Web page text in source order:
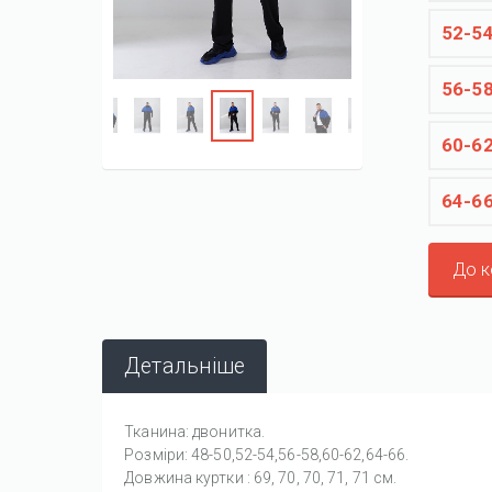
52-54
56-58
60-62
64-
До
Детальніше
Тканина: двонитка.
Розміри: 48-50,52-54,56-58,60-62,64-66.
Довжина куртки : 69, 70, 70, 71, 71 см.